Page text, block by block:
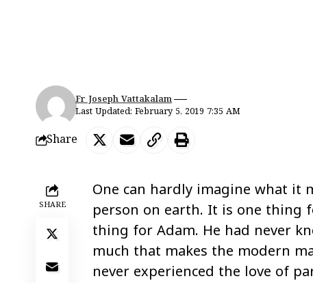
Last Updated: February 5, 2019 7:35 AM
Fr Joseph Vattakalam
Share
SHARE
One can hardly imagine what it
person on earth. It is one thing
thing for Adam. He had never
much that makes the modern
never experienced the love of